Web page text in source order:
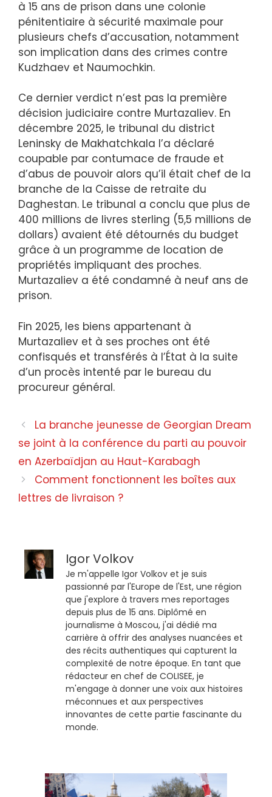
à 15 ans de prison dans une colonie
pénitentiaire à sécurité maximale pour
plusieurs chefs d’accusation, notamment
son implication dans des crimes contre
Kudzhaev et Naumochkin.
Ce dernier verdict n’est pas la première
décision judiciaire contre Murtazaliev. En
décembre 2025, le tribunal du district
Leninsky de Makhatchkala l’a déclaré
coupable par contumace de fraude et
d’abus de pouvoir alors qu’il était chef de la
branche de la Caisse de retraite du
Daghestan. Le tribunal a conclu que plus de
400 millions de livres sterling (5,5 millions de
dollars) avaient été détournés du budget
grâce à un programme de location de
propriétés impliquant des proches.
Murtazaliev a été condamné à neuf ans de
prison.
Fin 2025, les biens appartenant à
Murtazaliev et à ses proches ont été
confisqués et transférés à l’État à la suite
d’un procès intenté par le bureau du
procureur général.
La branche jeunesse de Georgian Dream
se joint à la conférence du parti au pouvoir
en Azerbaïdjan au Haut-Karabagh
Comment fonctionnent les boîtes aux
lettres de livraison ?
Igor Volkov
Je m'appelle Igor Volkov et je suis
passionné par l'Europe de l'Est, une région
que j'explore à travers mes reportages
depuis plus de 15 ans. Diplômé en
journalisme à Moscou, j'ai dédié ma
carrière à offrir des analyses nuancées et
des récits authentiques qui capturent la
complexité de notre époque. En tant que
rédacteur en chef de COLISEE, je
m'engage à donner une voix aux histoires
méconnues et aux perspectives
innovantes de cette partie fascinante du
monde.